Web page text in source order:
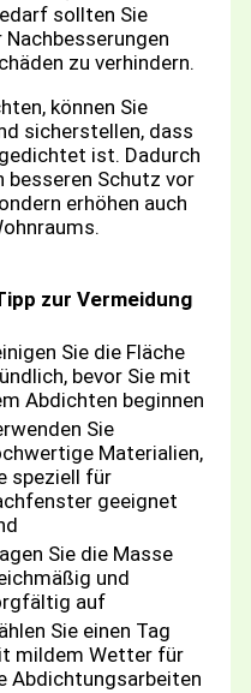
sollten Sie
zu verhindern.
können Sie
sicherstellen, dass
ist. Dadurch
besseren Schutz vor
erhöhen auch
zur Vermeidung
Sie die Fläche
bevor Sie mit
Abdichten beginnen
Sie
Materialien,
speziell für
geeignet
Sie die Masse
und
auf
Sie einen Tag
mildem Wetter für
Abdichtungsarbeiten